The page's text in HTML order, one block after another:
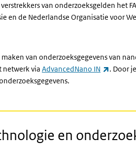
van onderzoeksgelden het
en de Nederlandse Organisatie voor
van onderzoeksgegevens van
netwerk via AdvancedNano IN
. Door
en